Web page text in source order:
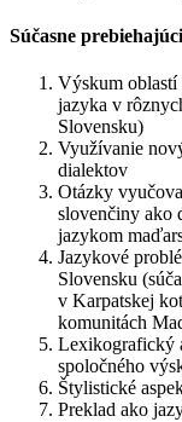
Súčasne
Výskum oblastí
jazyka v
Slovensku)
Využívanie
dialektov
Otázky
slovenčiny ako
jazykom
Jazykové
Slovensku
v Karpatskej
komunitách
Lexikografický
spoločného
Štylistické
Preklad ako